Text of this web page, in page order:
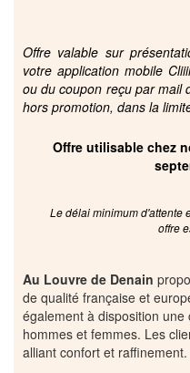
Offre valable sur
votre application mobile
ou du coupon reçu par mail
hors promotion, dans la
Offre utilisable chez
Le délai minimum d'attente
offre
Au Louvre de Denain
de qualité française et
également à disposition
hommes et femmes. Les
alliant confort et raffinement.